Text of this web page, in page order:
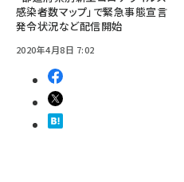
感染者数マップ」で緊急事態宣言
発令状況など配信開始
2020年4月8日 7:02